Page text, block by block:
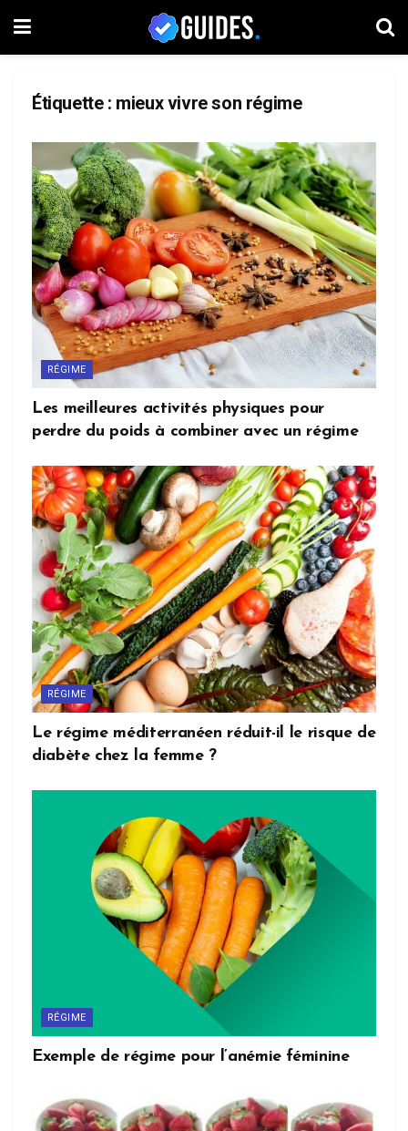
Étiquette : mieux vivre son régime
RÉGIME
Les meilleures activités physiques pour
perdre du poids à combiner avec un régime
RÉGIME
Le régime méditerranéen réduit-il le risque de
diabète chez la femme ?
RÉGIME
Exemple de régime pour l’anémie féminine